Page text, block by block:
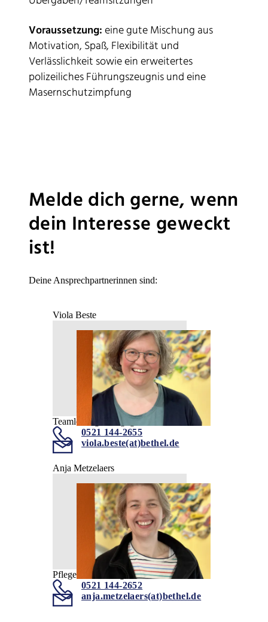
Voraussetzung:eine gute Mischung aus
Motivation, Spaß, Flexibilität und
Verlässlichkeit sowie ein erweitertes
polizeiliches Führungszeugnis und eine
Masernschutzimpfung
Melde dich gerne, wenn
dein Interesse geweckt
ist!
Deine Ansprechpartnerinnen sind:
Viola Beste
Teamleitung Pädagogik
0521 144-2655
viola.beste(at)bethel.de
Anja Metzelaers
Pflegedienstleitung
0521 144-2652
anja.metzelaers(at)bethel.de